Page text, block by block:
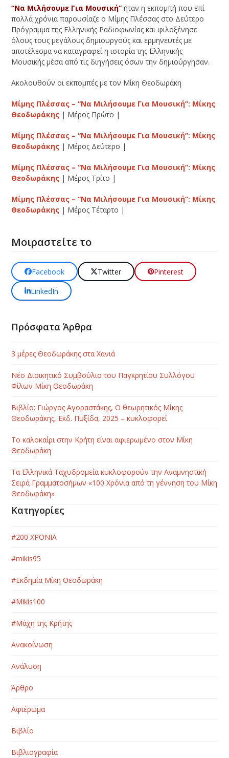
“Να Μιλήσουμε Για Μουσική” ήταν η εκπομπή που επί
πολλά χρόνια παρουσίαζε ο Μίμης Πλέσσας στο Δεύτερο
Πρόγραμμα της Ελληνικής Ραδιοφωνίας και φιλοξένησε
όλους τους μεγάλους δημιουργούς και ερμηνευτές με
αποτέλεσμα να καταγραφεί η ιστορία της Ελληνικής
Μουσικής μέσα από τις διηγήσεις όσων την δημιούργησαν.
Ακολουθούν οι εκπομπές με τον Μίκη Θεοδωράκη
Μίμης Πλέσσας – “Να Μιλήσουμε Για Μουσική”: Μίκης
Θεοδωράκης | Μέρος Πρώτο |
Μίμης Πλέσσας – “Να Μιλήσουμε Για Μουσική”: Μίκης
Θεοδωράκης | Μέρος Δεύτερο |
Μίμης Πλέσσας – “Να Μιλήσουμε Για Μουσική”: Μίκης
Θεοδωράκης | Μέρος Τρίτο |
Μίμης Πλέσσας – “Να Μιλήσουμε Για Μουσική”: Μίκης
Θεοδωράκης | Μέρος Τέταρτο |
Μοιραστείτε το
Facebook Twitter
Pinterest
LinkedIn
Πρόσφατα Άρθρα
3 μέρες Θεοδωράκης στα Χανιά
Νέο Διοικητικό Συμβούλιο του Παγκρητίου Συλλόγου
Φίλων Μίκη Θεοδωράκη
Βιβλίο: Γιώργος Αγοραστάκης, Ο θεωρητικός Μίκης
Θεοδωράκης, Εκδ. Πυξίδα, 2025 – κυκλοφορεί
Το καλοκαίρι στην Κρήτη είναι αφιερωμένο στον Μίκη
Θεοδωράκη
Τα Ελληνικά Ταχυδρομεία κυκλοφορούν την Αναμνηστική
Σειρά Γραμματοσήμων «100 Χρόνια από τη γέννηση του Μίκη
Θεοδωράκη»
Κατηγορίες
#200 ΧΡΟΝΙΑ
#mikis95
#Εκδημία Μίκη Θεοδωράκη
#Μikis100
#Μάχη της Κρήτης
Ανακοίνωση
Ανάλυση
Άρθρο
Αφιέρωμα
Βιβλίο
Βιβλιογραφία